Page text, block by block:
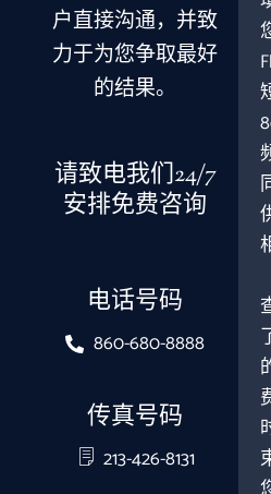
户直接沟通，并致
力于为您争取最好
的结果。
请致电我们24/7
安排免费咨询
电话号码
860-680-8888
传真号码
213-426-8131